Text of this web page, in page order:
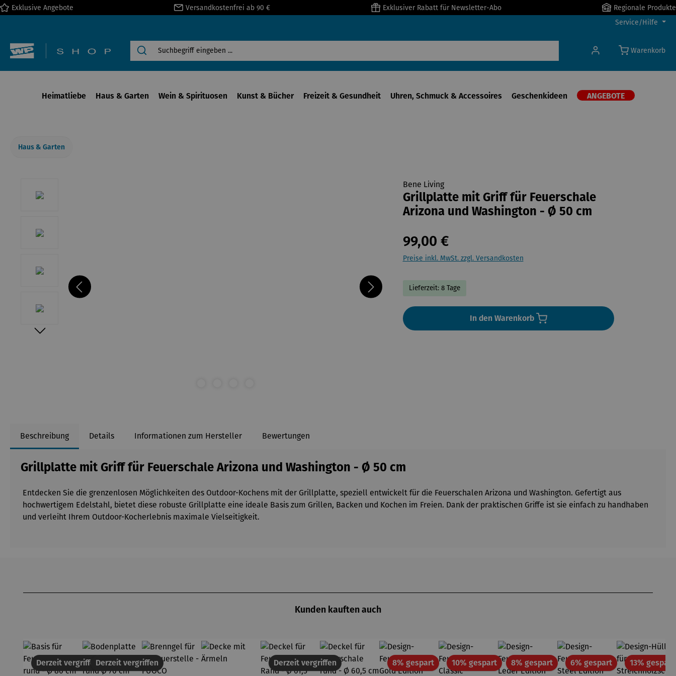
Zur Hauptnavigation springen
Exklusive Angebote Versandkostenfrei ab 90 € Exklusiver Rabatt für Newsletter-Abo
Regionale Produkte
Service/Hilfe
Warenkorb
Heimatliebe Haus & Garten Wein & Spirituosen Kunst & Bücher Freizeit & Gesundheit Uhren, Schmuck & Accessoires Geschenkideen ANGEBOTE
Haus & Garten
Bene Living
Grillplatte mit Griff für Feuerschale
Arizona und Washington - Ø 50 cm
99,00 €
Preise inkl. MwSt. zzgl. Versandkosten
Lieferzeit: 8 Tage
In den Warenkorb
Beschreibung Details Informationen zum Hersteller Bewertungen
Grillplatte mit Griff für Feuerschale Arizona und Washington - Ø 50 cm
Entdecken Sie die grenzenlosen Möglichkeiten des Outdoor-Kochens mit der Grillplatte, speziell entwickelt für die Feuerschalen Arizona und Washington. Gefertigt aus
hochwertigem Edelstahl, bietet diese robuste Grillplatte eine ideale Basis zum Grillen, Backen und Kochen im Freien. Dank der praktischen Griffe ist sie einfach zu handhaben
und verleiht Ihrem Outdoor-Kocherlebnis maximale Vielseitigkeit.
Kunden kauften auch
Derzeit vergriffenDerzeit vergriffen Derzeit vergriffen 8% gespartRabatt10% gespartRabatt8% gespartRabatt6% gespartRabatt13% gespart